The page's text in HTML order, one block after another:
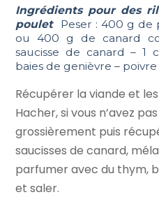
Ingrédients pour des
poulet Peser : 400 g de
ou 400 g de canard
saucisse de canard – 1
baies de genièvre – poivre
Récupérer la viande et
Hacher, si vous n’avez
grossièrement puis
saucisses de canard,
parfumer avec du thym,
et saler.